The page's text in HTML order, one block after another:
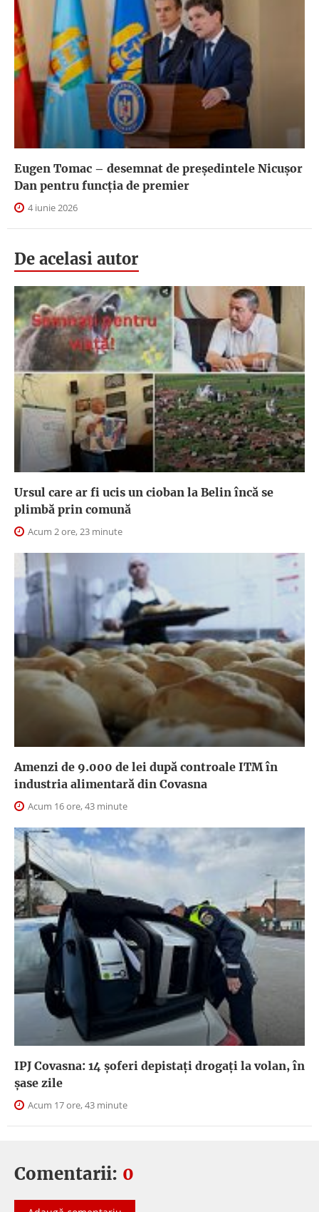
Eugen Tomac – desemnat de președintele Nicușor
Dan pentru funcția de premier
4 iunie 2026
De acelasi autor
Ursul care ar fi ucis un cioban la Belin încă se
plimbă prin comună
Acum 2 ore, 23 minute
Amenzi de 9.000 de lei după controale ITM în
industria alimentară din Covasna
Acum 16 ore, 43 minute
IPJ Covasna: 14 șoferi depistați drogați la volan, în
șase zile
Acum 17 ore, 43 minute
Comentarii: 0